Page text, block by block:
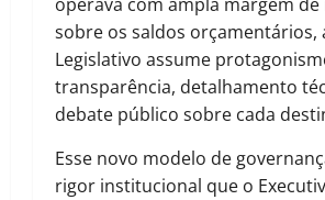
sobre os saldos orçamentários,
Legislativo assume
transparência, detalhamento
debate público sobre cada
Esse novo modelo de
rigor institucional que o